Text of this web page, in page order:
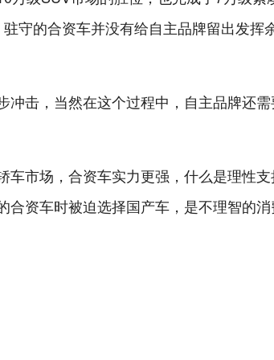
守的合资车并没有给自主品牌留出发挥
冲击，当然在这个过程中，自主品牌还
车市场，合资车实力更强，什么是理性
合资车时被迫选择国产车，是不理智的消